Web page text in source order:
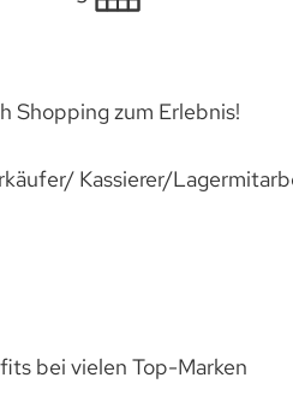
Shopping zum Erlebnis!
Kassierer/
bei vielen Top-Marken